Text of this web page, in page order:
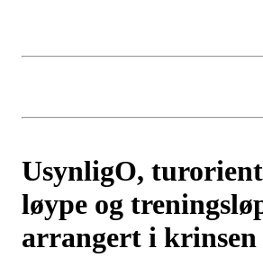
UsynligO,
løype og
arrangert i krinsen